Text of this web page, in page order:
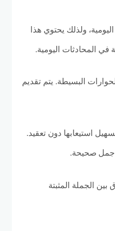
ولذلك يحتوي هذا
في المحادثات اليومية.
البسيطة. يتم تقديم
استيعابها دون تعقيد.
جمل صحيحة.
الجملة المثبتة